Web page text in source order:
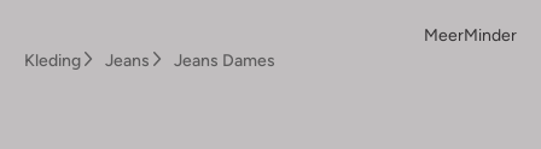
MeerMinder
Kleding
Jeans Jeans Dames